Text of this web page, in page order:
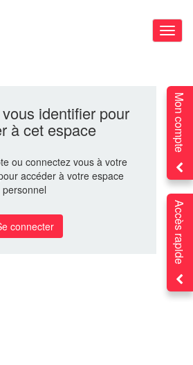
la
Mon compte
Accès rapide
identifier pour
à cet espace
ou connectez vous à votre
accéder à votre espace
personnel
connecter